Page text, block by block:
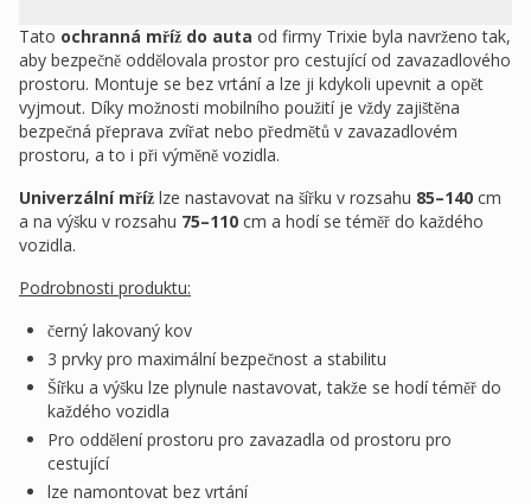
Tato ochranná mříž do auta od firmy Trixie byla navrženo tak,
aby bezpečně oddělovala prostor pro cestující od zavazadlového
prostoru. Montuje se bez vrtání a lze ji kdykoli upevnit a opět
vyjmout. Díky možnosti mobilního použití je vždy zajištěna
bezpečná přeprava zvířat nebo předmětů v zavazadlovém
prostoru, a to i při výměně vozidla.
Univerzální mříž lze nastavovat na šířku v rozsahu 85–140 cm
a na výšku v rozsahu 75–110 cm a hodí se téměř do každého
vozidla.
Podrobnosti produktu:
černý lakovaný kov
3 prvky pro maximální bezpečnost a stabilitu
Šířku a výšku lze plynule nastavovat, takže se hodí téměř do
každého vozidla
Pro oddělení prostoru pro zavazadla od prostoru pro
cestující
lze namontovat bez vrtání